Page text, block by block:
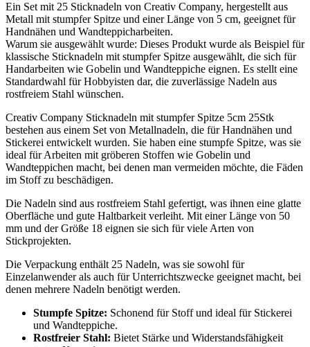
Ein Set mit 25 Sticknadeln von Creativ Company, hergestellt aus
Metall mit stumpfer Spitze und einer Länge von 5 cm, geeignet für
Handnähen und Wandteppicharbeiten.
Warum sie ausgewählt wurde: Dieses Produkt wurde als Beispiel für
klassische Sticknadeln mit stumpfer Spitze ausgewählt, die sich für
Handarbeiten wie Gobelin und Wandteppiche eignen. Es stellt eine
Standardwahl für Hobbyisten dar, die zuverlässige Nadeln aus
rostfreiem Stahl wünschen.
Creativ Company Sticknadeln mit stumpfer Spitze 5cm 25Stk
bestehen aus einem Set von Metallnadeln, die für Handnähen und
Stickerei entwickelt wurden. Sie haben eine stumpfe Spitze, was sie
ideal für Arbeiten mit gröberen Stoffen wie Gobelin und
Wandteppichen macht, bei denen man vermeiden möchte, die Fäden
im Stoff zu beschädigen.
Die Nadeln sind aus rostfreiem Stahl gefertigt, was ihnen eine glatte
Oberfläche und gute Haltbarkeit verleiht. Mit einer Länge von 50
mm und der Größe 18 eignen sie sich für viele Arten von
Stickprojekten.
Die Verpackung enthält 25 Nadeln, was sie sowohl für
Einzelanwender als auch für Unterrichtszwecke geeignet macht, bei
denen mehrere Nadeln benötigt werden.
Stumpfe Spitze: Schonend für Stoff und ideal für Stickerei
und Wandteppiche.
Rostfreier Stahl: Bietet Stärke und Widerstandsfähigkeit